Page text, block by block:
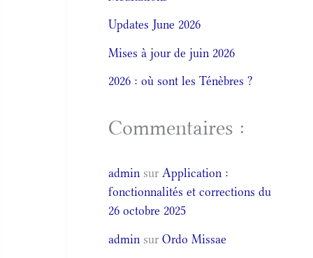
Updates June 2026
Mises à jour de juin 2026
2026 : où sont les Ténèbres ?
Commentaires :
admin surApplication :
fonctionnalités et corrections du
26 octobre 2025
admin surOrdo Missae